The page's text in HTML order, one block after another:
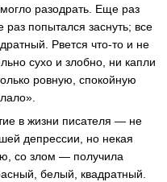
разодрать. Еще раз
попытался заснуть; все
Рвется что-то и не
сухо и злобно, ни капли
ровную, спокойную
в жизни писателя — не
депрессии, но некая
со злом — получила
белый, квадратный.